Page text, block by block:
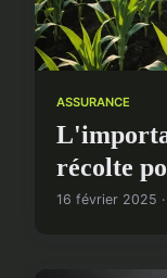
ASSURANCE
récolte
16 février 2025